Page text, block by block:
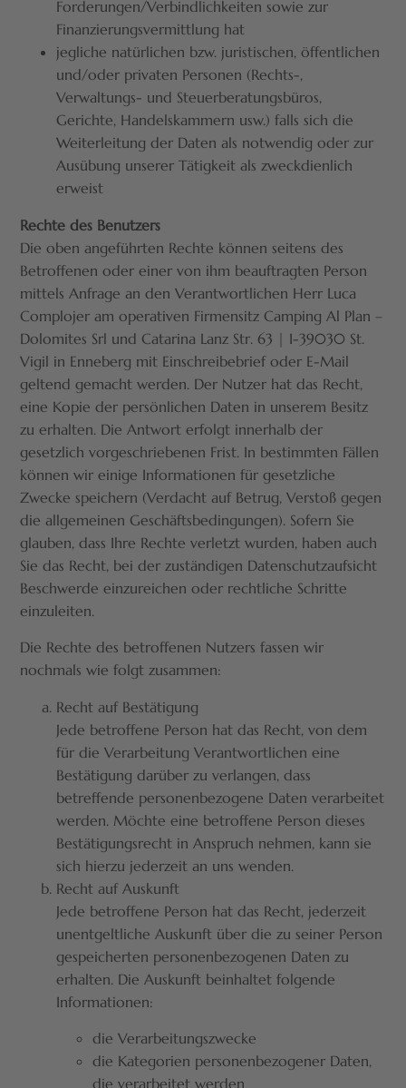
Forderungen/Verbindlichkeiten sowie zur
Finanzierungsvermittlung hat
jegliche natürlichen bzw. juristischen, öffentlichen
und/oder privaten Personen (Rechts-,
Verwaltungs- und Steuerberatungsbüros,
Gerichte, Handelskammern usw.) falls sich die
Weiterleitung der Daten als notwendig oder zur
Ausübung unserer Tätigkeit als zweckdienlich
erweist
Rechte des Benutzers
Die oben angeführten Rechte können seitens des
Betroffenen oder einer von ihm beauftragten Person
mittels Anfrage an den Verantwortlichen Herr Luca
Complojer am operativen Firmensitz Camping Al Plan –
Dolomites Srl und Catarina Lanz Str. 63 | I-39030 St.
Vigil in Enneberg mit Einschreibebrief oder E-Mail
geltend gemacht werden. Der Nutzer hat das Recht,
eine Kopie der persönlichen Daten in unserem Besitz
zu erhalten. Die Antwort erfolgt innerhalb der
gesetzlich vorgeschriebenen Frist. In bestimmten Fällen
können wir einige Informationen für gesetzliche
Zwecke speichern (Verdacht auf Betrug, Verstoß gegen
die allgemeinen Geschäftsbedingungen). Sofern Sie
glauben, dass Ihre Rechte verletzt wurden, haben auch
Sie das Recht, bei der zuständigen Datenschutzaufsicht
Beschwerde einzureichen oder rechtliche Schritte
einzuleiten.
Die Rechte des betroffenen Nutzers fassen wir
nochmals wie folgt zusammen:
Recht auf Bestätigung
Jede betroffene Person hat das Recht, von dem
für die Verarbeitung Verantwortlichen eine
Bestätigung darüber zu verlangen, dass
betreffende personenbezogene Daten verarbeitet
werden. Möchte eine betroffene Person dieses
Bestätigungsrecht in Anspruch nehmen, kann sie
sich hierzu jederzeit an uns wenden.
Recht auf Auskunft
Jede betroffene Person hat das Recht, jederzeit
unentgeltliche Auskunft über die zu seiner Person
gespeicherten personenbezogenen Daten zu
erhalten. Die Auskunft beinhaltet folgende
Informationen:
die Verarbeitungszwecke
die Kategorien personenbezogener Daten,
die verarbeitet werden